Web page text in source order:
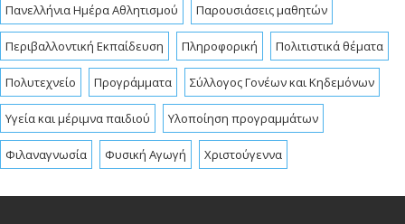
Πανελλήνια Ημέρα Αθλητισμού Παρουσιάσεις μαθητών
Περιβαλλοντική Εκπαίδευση Πληροφορική Πολιτιστικά θέματα
Πολυτεχνείο Προγράμματα Σύλλογος Γονέων και Κηδεμόνων
Υγεία και μέριμνα παιδιού Υλοποίηση προγραμμάτων
Φιλαναγνωσία Φυσική Αγωγή Χριστούγεννα